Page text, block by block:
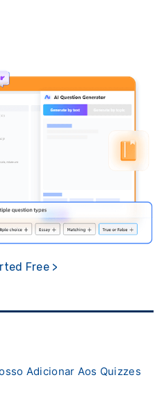
Free >
Adicionar Aos Quizzes